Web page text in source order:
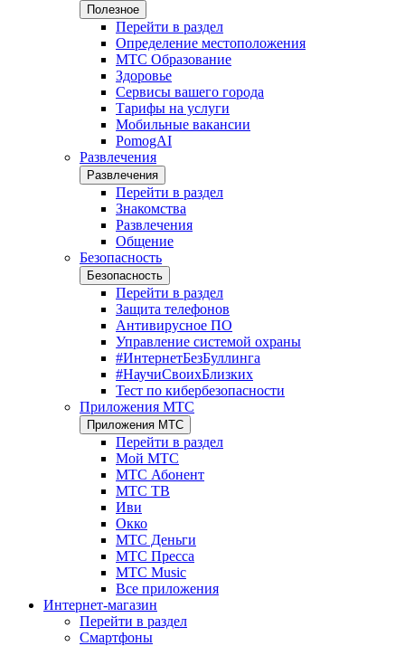
Полезное
Перейти в раздел
Определение местоположения
МТС Образование
Здоровье
Сервисы вашего города
Тарифы на услуги
Мобильные вакансии
PomogAI
Развлечения
Развлечения
Перейти в раздел
Знакомства
Развлечения
Общение
Безопасность
Безопасность
Перейти в раздел
Защита телефонов
Антивирусное ПО
Управление системой охраны
#ИнтернетБезБуллинга
#НаучиСвоихБлизких
Тест по кибербезопасности
Приложения МТС
Приложения МТС
Перейти в раздел
Мой МТС
МТС Абонент
МТС ТВ
Иви
Окко
МТС Деньги
МТС Пресса
МТС Music
Все приложения
Интернет-магазин
Перейти в раздел
Смартфоны